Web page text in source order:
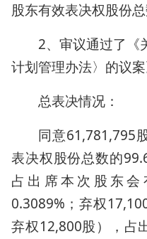
股东有效表决权股份总
2、审议通过了《
计划管理办法〉的议案
总表决情况：
同意61,781,795
表决权股份总数的
占出席本次股东
0.3089%；弃权
弃权12,800股），占